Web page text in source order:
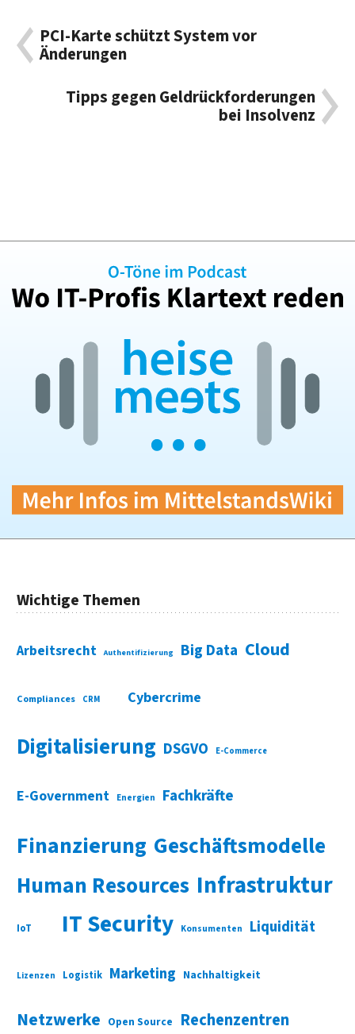
PCI-Karte schützt System vor
Änderungen
Tipps gegen Geldrückforderungen
bei Insolvenz
Wichtige Themen
Arbeitsrecht Authentifizierung Big Data Cloud
Compliances CRM Cybercrime
Digitalisierung DSGVO E-Commerce
E-Government Energien Fachkräfte
Finanzierung Geschäftsmodelle
Human Resources Infrastruktur
IoT IT Security Konsumenten Liquidität
Lizenzen Logistik Marketing Nachhaltigkeit
Netzwerke Open Source Rechenzentren